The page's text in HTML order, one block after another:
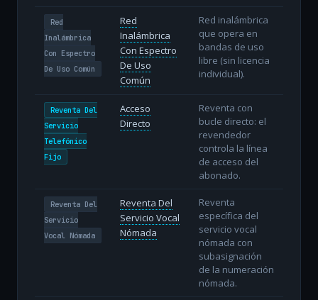
Red
Inalámbrica
Con Espectro
De Uso Común
Red
Inalámbrica
Con Espectro
De Uso
Común
Red inalámbrica
que opera en
bandas de uso
libre (sin licencia
individual).
Reventa Del
Servicio
Telefónico
Fijo
Acceso
Directo
Reventa con
bucle directo: el
revendedor
controla la línea
de acceso del
abonado.
Reventa Del
Servicio
Vocal Nómada
Reventa Del
Servicio Vocal
Nómada
Reventa
específica del
servicio vocal
nómada con
subasignación
de la numeración
nómada.